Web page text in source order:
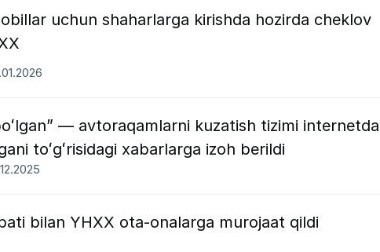
uchun shaharlarga kirishda hozirda cheklov
— avtoraqamlarni kuzatish tizimi internetda
toʻgʻrisidagi xabarlarga izoh berildi
bilan YHXX ota-onalarga murojaat qildi